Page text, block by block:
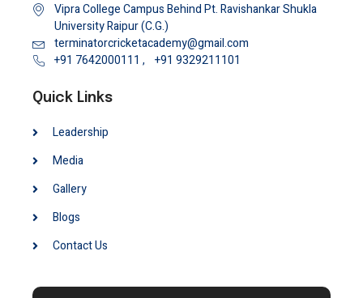
Vipra College Campus Behind Pt. Ravishankar Shukla
University Raipur (C.G.)
terminatorcricketacademy@gmail.com
+91 7642000111 ,
+91 9329211101
Quick Links
Leadership
Media
Gallery
Blogs
Contact Us